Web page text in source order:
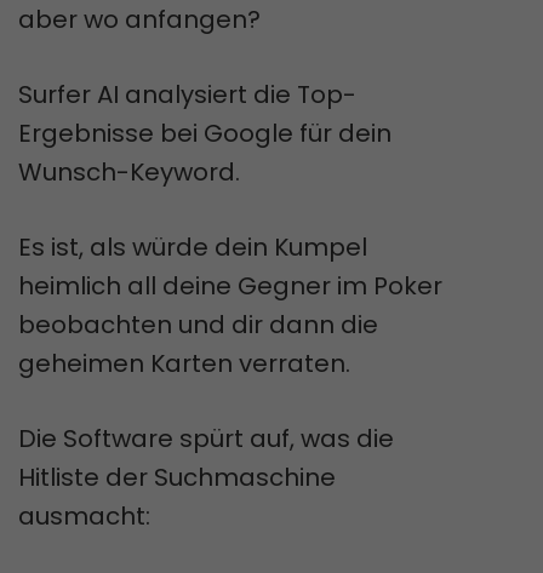
aber wo anfangen?
Surfer AI analysiert die Top-
Ergebnisse bei Google für dein
Wunsch-Keyword.
Es ist, als würde dein Kumpel
heimlich all deine Gegner im Poker
beobachten und dir dann die
geheimen Karten verraten.
Die Software spürt auf, was die
Hitliste der Suchmaschine
ausmacht: